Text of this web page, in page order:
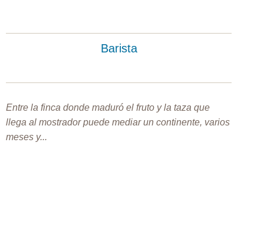
Barista
Entre la finca donde maduró el fruto y la taza que
llega al mostrador puede mediar un continente, varios
meses y...